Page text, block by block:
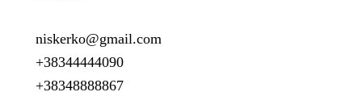
niskerko@gmail.com
+38344444090
+38348888867